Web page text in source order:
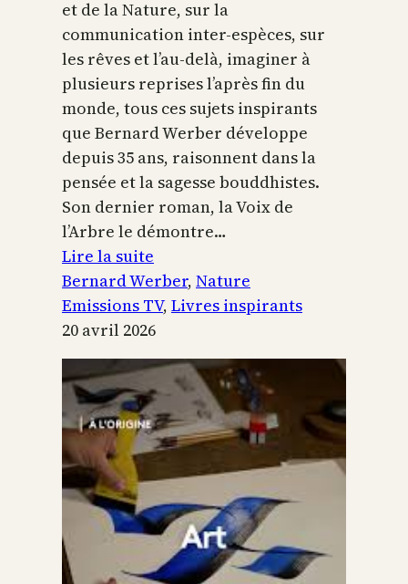
et de la Nature, sur la
communication inter-espèces, sur
les rêves et l’au-delà, imaginer à
plusieurs reprises l’après fin du
monde, tous ces sujets inspirants
que Bernard Werber développe
depuis 35 ans, raisonnent dans la
pensée et la sagesse bouddhistes.
Son dernier roman, la Voix de
l’Arbre le démontre…
Lire la suite
La
Voix
de
l’arbre
Bernard Werber, Nature
Emissions TV, Livres inspirants
20 avril 2026